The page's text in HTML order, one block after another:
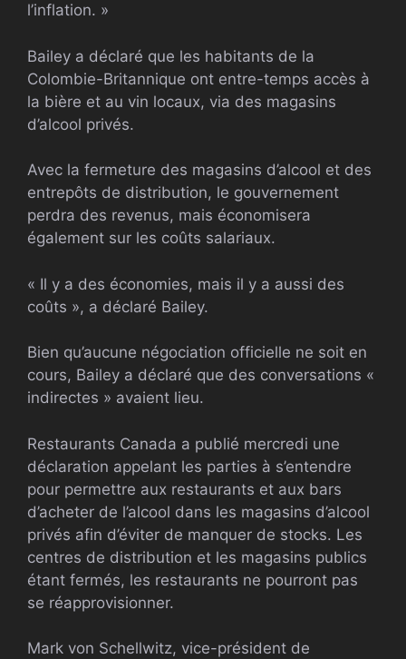
l’inflation. »
Bailey a déclaré que les habitants de la
Colombie-Britannique ont entre-temps accès à
la bière et au vin locaux, via des magasins
d’alcool privés.
Avec la fermeture des magasins d’alcool et des
entrepôts de distribution, le gouvernement
perdra des revenus, mais économisera
également sur les coûts salariaux.
« Il y a des économies, mais il y a aussi des
coûts », a déclaré Bailey.
Bien qu’aucune négociation officielle ne soit en
cours, Bailey a déclaré que des conversations «
indirectes » avaient lieu.
Restaurants Canada a publié mercredi une
déclaration appelant les parties à s’entendre
pour permettre aux restaurants et aux bars
d’acheter de l’alcool dans les magasins d’alcool
privés afin d’éviter de manquer de stocks. Les
centres de distribution et les magasins publics
étant fermés, les restaurants ne pourront pas
se réapprovisionner.
Mark von Schellwitz, vice-président de